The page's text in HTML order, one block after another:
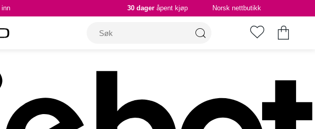
30 dager åpent kjøp Norsk nettbutikk